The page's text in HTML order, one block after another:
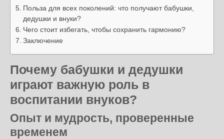
Польза для всех поколений: что получают бабушки,
дедушки и внуки?
Чего стоит избегать, чтобы сохранить гармонию?
Заключение
Почему бабушки и дедушки
играют важную роль в
воспитании внуков?
Опыт и мудрость, проверенные
временем